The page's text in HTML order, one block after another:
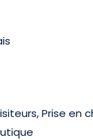
Prise en